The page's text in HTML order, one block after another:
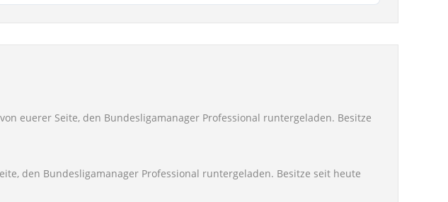
euerer Seite, den Bundesligamanager Professional runtergeladen. Besitze
den Bundesligamanager Professional runtergeladen. Besitze seit heute